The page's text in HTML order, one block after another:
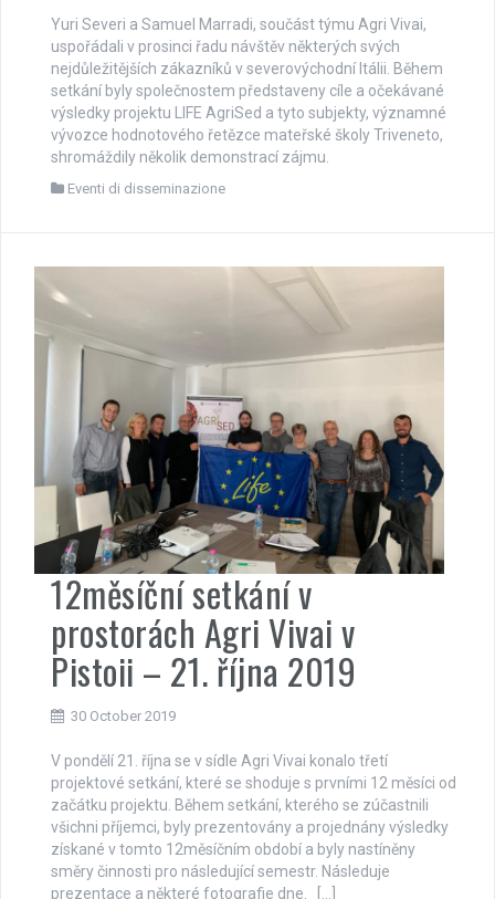
Yuri Severi a Samuel Marradi, součást týmu Agri Vivai,
uspořádali v prosinci řadu návštěv některých svých
nejdůležitějších zákazníků v severovýchodní Itálii. Během
setkání byly společnostem představeny cíle a očekávané
výsledky projektu LIFE AgriSed a tyto subjekty, významné
vývozce hodnotového řetězce mateřské školy Triveneto,
shromáždily několik demonstrací zájmu.
Eventi di disseminazione
12měsíční setkání v
prostorách Agri Vivai v
Pistoii – 21. října 2019
30 October 2019
V pondělí 21. října se v sídle Agri Vivai konalo třetí
projektové setkání, které se shoduje s prvními 12 měsíci od
začátku projektu. Během setkání, kterého se zúčastnili
všichni příjemci, byly prezentovány a projednány výsledky
získané v tomto 12měsíčním období a byly nastíněny
směry činnosti pro následující semestr. Následuje
prezentace a některé fotografie dne. […]